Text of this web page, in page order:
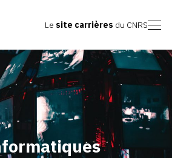
Le site carrières du CNRS